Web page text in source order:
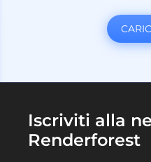
Iscriviti alla
Renderforest